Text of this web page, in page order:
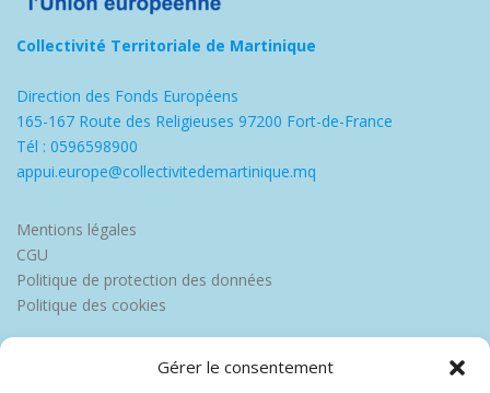
Gérer le consentement
Collectivité Territoriale de Martinique
Direction des Fonds Européens
165-167 Route des Religieuses 97200 Fort-de-France
Tél : 0596598900
appui.europe@collectivitedemartinique.mq
Mentions légales
CGU
Politique de protection des données
Politique des cookies